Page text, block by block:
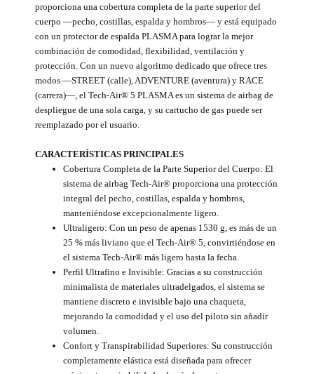
proporciona una cobertura completa de la parte superior del
cuerpo —pecho, costillas, espalda y hombros— y está equipado
con un protector de espalda PLASMA para lograr la mejor
combinación de comodidad, flexibilidad, ventilación y
protección. Con un nuevo algoritmo dedicado que ofrece tres
modos —STREET (calle), ADVENTURE (aventura) y RACE
(carrera)—, el Tech-Air® 5 PLASMA es un sistema de airbag de
despliegue de una sola carga, y su cartucho de gas puede ser
reemplazado por el usuario.
CARACTERÍSTICAS PRINCIPALES
Cobertura Completa de la Parte Superior del Cuerpo: El
sistema de airbag Tech-Air® proporciona una protección
integral del pecho, costillas, espalda y hombros,
manteniéndose excepcionalmente ligero.
Ultraligero: Con un peso de apenas 1530 g, es más de un
25 % más liviano que el Tech-Air® 5, convirtiéndose en
el sistema Tech-Air® más ligero hasta la fecha.
Perfil Ultrafino e Invisible: Gracias a su construcción
minimalista de materiales ultradelgados, el sistema se
mantiene discreto e invisible bajo una chaqueta,
mejorando la comodidad y el uso del piloto sin añadir
volumen.
Confort y Transpirabilidad Superiores: Su construcción
completamente elástica está diseñada para ofrecer